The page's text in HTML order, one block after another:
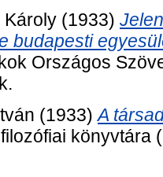
Károly (1933)
budapesti
Országos
(1933)A
könyvtára